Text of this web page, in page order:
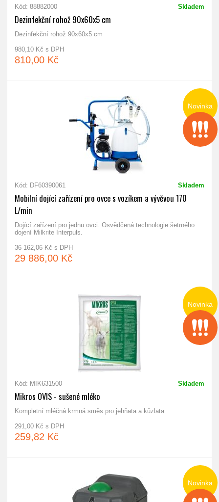
Kód: 88882000 Skladem
Dezinfekční rohož 90x60x5 cm
Dezinfekční rohož 90x60x5 cm
980,10 Kč s DPH
810,00 Kč
Kód: DF60390061 Skladem
Mobilní dojící zařízení pro ovce s vozíkem a vývěvou 170
L/min
Dojící zařízení pro jednu ovci. Osvědčená technologie šetrného
dojení Milkrite Interpuls.
36 162,06 Kč s DPH
29 886,00 Kč
Novinka
Kód: MIK631500 Skladem
Mikros OVIS - sušené mléko
Kompletní mléčná krmná směs pro jehňata a kůzlata
291,00 Kč s DPH
259,82 Kč
Novinka
Novinka